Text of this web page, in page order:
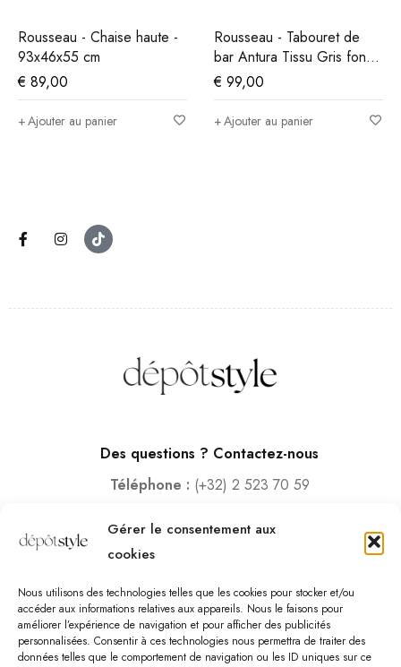
Gérer le consentement aux
cookies
Nous utilisons des technologies telles que les cookies pour stocker et/ou
accéder aux informations relatives aux appareils. Nous le faisons pour
améliorer l’expérience de navigation et pour afficher des publicités
personnalisées. Consentir à ces technologies nous permettra de traiter des
données telles que le comportement de navigation ou les ID uniques sur ce
Rousseau - Chaise haute -
93x46x55 cm
€ 89,00
Ajouter au panier
Rousseau - Tabouret de
bar Antura Tissu Gris foncé
- 97x46x53 cm
€ 99,00
Ajouter au panier
Des questions ? Contactez-nous
Téléphone : (+32) 2 523 70 59
Adresse : Rue des Deux Gares 6, 1070 Bruxelles
Lundi – Samedi :10:00 – 18:30
Vendredi :10:00-13:00 – 15:00 -18:30
Dimanche :12:00-18:00